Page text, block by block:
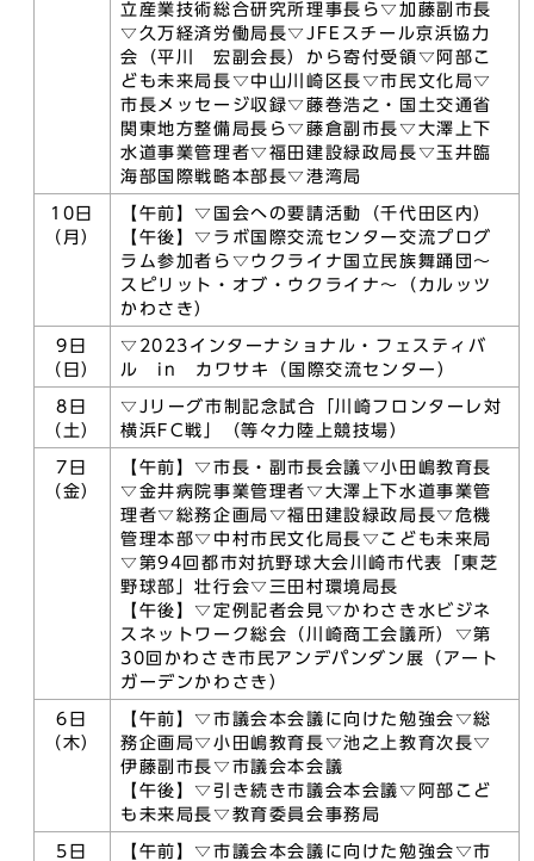
立産業技術総合研究所理事長ら▽加藤副市長
▽久万経済労働局長▽JFEスチール京浜協力
会（平川 宏副会長）から寄付受領▽阿部こ
ども未来局長▽中山川崎区長▽市民文化局▽
市長メッセージ収録▽藤巻浩之・国土交通省
関東地方整備局長ら▽藤倉副市長▽大澤上下
水道事業管理者▽福田建設緑政局長▽玉井臨
海部国際戦略本部長▽港湾局
10日
（月）
【午前】▽国会への要請活動（千代田区内）
【午後】▽ラボ国際交流センター交流プログ
ラム参加者ら▽ウクライナ国立民族舞踊団～
スピリット・オブ・ウクライナ～（カルッツ
かわさき）
9日
（日）
▽2023インターナショナル・フェスティバ
ル in カワサキ（国際交流センター）
8日
（土）
▽Jリーグ市制記念試合「川崎フロンターレ対
横浜FC戦」（等々力陸上競技場）
7日
（金）
【午前】▽市長・副市長会議▽小田嶋教育長
▽金井病院事業管理者▽大澤上下水道事業管
理者▽総務企画局▽福田建設緑政局長▽危機
管理本部▽中村市民文化局長▽こども未来局
▽第94回都市対抗野球大会川崎市代表「東芝
野球部」壮行会▽三田村環境局長
【午後】▽定例記者会見▽かわさき水ビジネ
スネットワーク総会（川崎商工会議所）▽第
30回かわさき市民アンデパンダン展（アート
ガーデンかわさき）
6日
（木）
【午前】▽市議会本会議に向けた勉強会▽総
務企画局▽小田嶋教育長▽池之上教育次長▽
伊藤副市長▽市議会本会議
【午後】▽引き続き市議会本会議▽阿部こど
も未来局長▽教育委員会事務局
5日
【午前】▽市議会本会議に向けた勉強会▽市